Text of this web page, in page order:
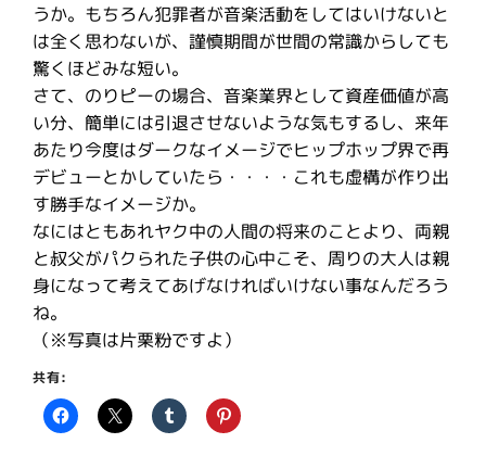
うか。もちろん犯罪者が音楽活動をしてはいけないと
は全く思わないが、謹慎期間が世間の常識からしても
驚くほどみな短い。
さて、のりピーの場合、音楽業界として資産価値が高
い分、簡単には引退させないような気もするし、来年
あたり今度はダークなイメージでヒップホップ界で再
デビューとかしていたら・・・・これも虚構が作り出
す勝手なイメージか。
なにはともあれヤク中の人間の将来のことより、両親
と叔父がパクられた子供の心中こそ、周りの大人は親
身になって考えてあげなければいけない事なんだろう
ね。
（※写真は片栗粉ですよ）
共有: